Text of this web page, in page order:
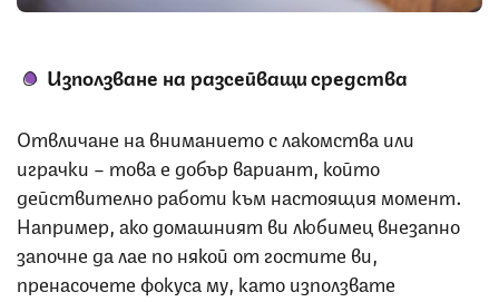
Използване на разсейващи средства
Отвличане на вниманието с лакомства или
играчки – това е добър вариант, който
действително работи към настоящия момент.
Например, ако домашният ви любимец внезапно
започне да лае по някой от гостите ви,
пренасочете фокуса му, като използвате